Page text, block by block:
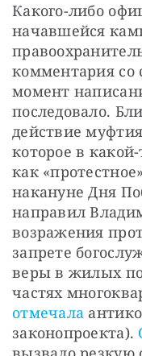
Какого-либо
начавшейся
комментария
момент
последовало.
действие
которое в
как
накануне Дня
направил
возражения
запрете
веры в жилых
отмечала
законопроекта).